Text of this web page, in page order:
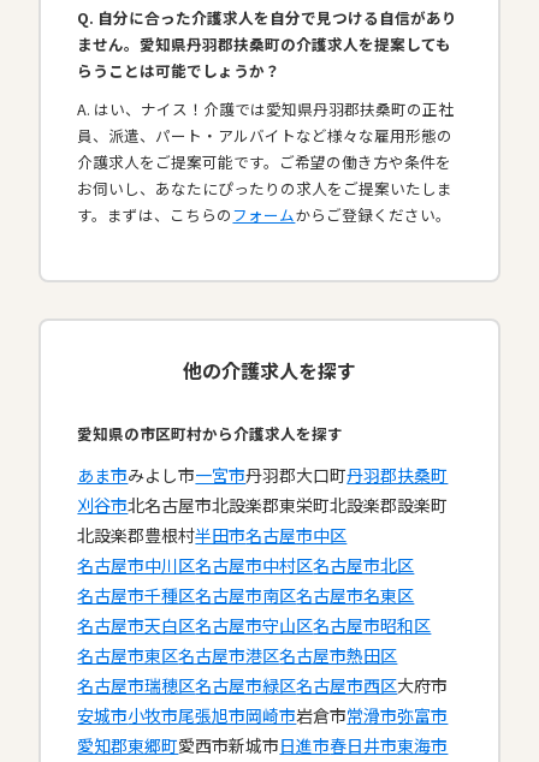
Q. 自分に合った介護求人を自分で見つける自信があり
ません。愛知県丹羽郡扶桑町の介護求人を提案しても
らうことは可能でしょうか？
A. はい、ナイス！介護では愛知県丹羽郡扶桑町の正社
員、派遣、パート・アルバイトなど様々な雇用形態の
介護求人をご提案可能です。ご希望の働き方や条件を
お伺いし、あなたにぴったりの求人をご提案いたしま
す。まずは、こちらのフォームからご登録ください。
他の介護求人を探す
愛知県の市区町村から介護求人を探す
あま市みよし市一宮市丹羽郡大口町丹羽郡扶桑町
刈谷市北名古屋市北設楽郡東栄町北設楽郡設楽町
北設楽郡豊根村半田市名古屋市中区
名古屋市中川区名古屋市中村区名古屋市北区
名古屋市千種区名古屋市南区名古屋市名東区
名古屋市天白区名古屋市守山区名古屋市昭和区
名古屋市東区名古屋市港区名古屋市熱田区
名古屋市瑞穂区名古屋市緑区名古屋市西区大府市
安城市小牧市尾張旭市岡崎市岩倉市常滑市弥富市
愛知郡東郷町愛西市新城市日進市春日井市東海市